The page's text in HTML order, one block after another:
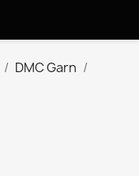
DMC Garn